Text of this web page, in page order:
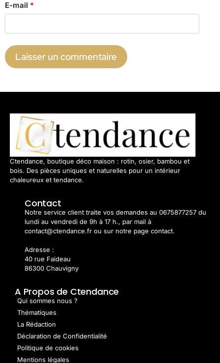
E-mail *
Ctendance, boutique déco maison : rotin, osier, bambou et
bois. Des pièces uniques et naturelles pour un intérieur
chaleureux et tendance.
Contact
Notre service client traite vos demandes au 0675877257 du
lundi au vendredi de 9h à 17 h., par mail à
contact@ctendance.fr ou sur notre page contact.
Adresse :
40 rue Faideau
86300 Chauvigny
A Propos de Ctendance
Qui sommes nous ?
Thématiques
La Rédaction
Déclaration de Confidentialité
Politique de cookies
Mentions légales